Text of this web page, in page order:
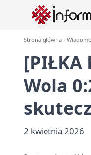
Strona główna
[PIŁKA
Wola
2 kwietnia 2026